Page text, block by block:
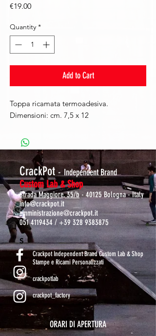
€19.00Price
Quantity *
Add to Cart
Toppa ricamata termoadesiva.
Dimensioni: cm. 7,5 x 12
CrackPot- Independent Brand
Custom Lab & Shop
Strada Maggiore, 35/b - 40125 Bologna - Italy
info@crackpot.it
amministrazione@crackpot.it
051 4119434 /+39 328 9383875
S
Crackpot Independent Brand Custom Lab & Shop
Stampe e Ricami Personalizzati
crackpotlab
crackpot_factory
ORARI DI APERTURA